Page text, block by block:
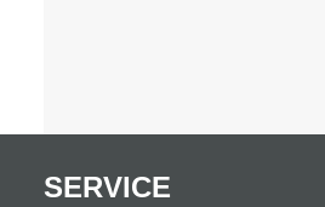
SERVICE